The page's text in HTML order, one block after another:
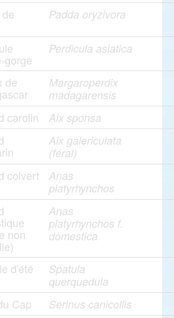
Padda oryzivora
gorge
Perdicula asiatica
de
Margaroperdix
madagarensis
carolin Aix sponsa
Aix galericulata
(féral)
colvert
Anas
platyrhynchos
non
Anas
platyrhynchos f.
domestica
d'été
Spatula
querquedula
Cap Serinus canicollis